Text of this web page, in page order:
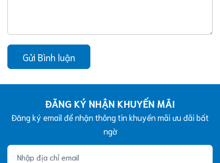
Gửi Bình luận
ĐĂNG KÝ NHẬN KHUYẾN MÃI
Đăng ký email để nhận thông tin khuyến mãi ưu đãi bất
ngờ